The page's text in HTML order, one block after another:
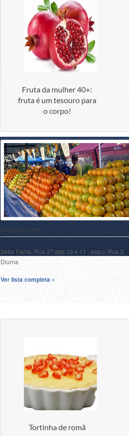
Fruta da mulher 40+:
fruta é um tesouro para
o corpo!
Segunda-Feira
Setor Fama, Rua 27,qds.10 e 11 , esq.c/ Rua 3,
Diurna
Ver lista completa »
Tortinha de romã